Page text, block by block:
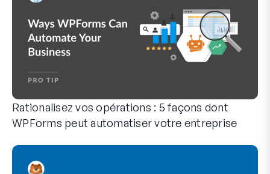
Rationalisez vos opérations : 5 façons dont
WPForms peut automatiser votre entreprise